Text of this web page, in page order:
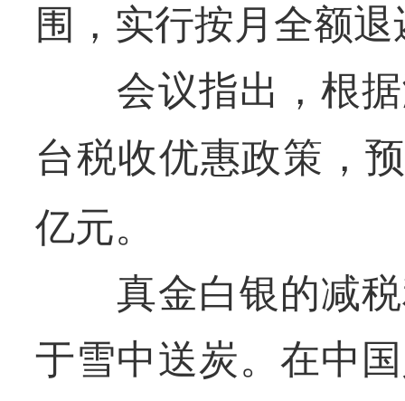
围，实行按月全额
会议指出，根据
台税收优惠政策，
亿元。
真金白银的减税
于雪中送炭。在中